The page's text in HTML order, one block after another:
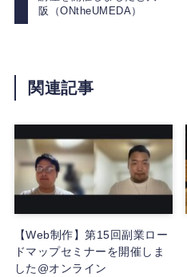
阪（ONtheUMEDA）
関連記事
【Web制作】第15回副業ロー
ドマップセミナーを開催しま
した@オンライン